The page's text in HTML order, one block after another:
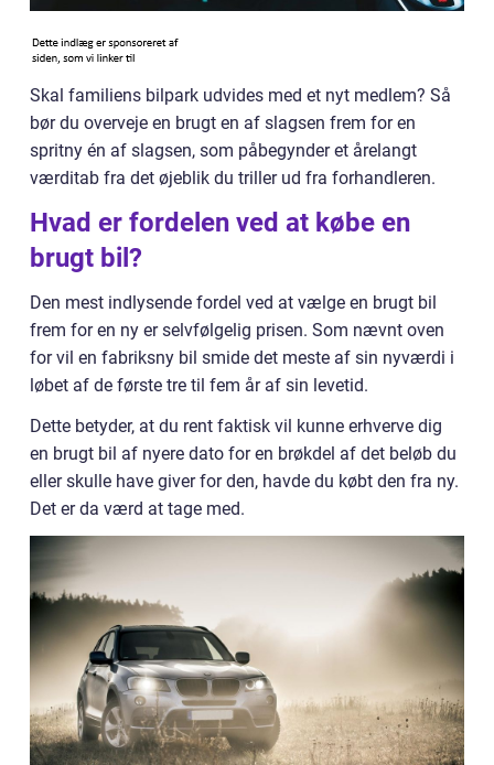
Skal familiens bilpark udvides med et nyt medlem? Så
bør du overveje en brugt en af slagsen frem for en
spritny én af slagsen, som påbegynder et årelangt
værditab fra det øjeblik du triller ud fra forhandleren.
Hvad er fordelen ved at købe en
brugt bil?
Den mest indlysende fordel ved at vælge en brugt bil
frem for en ny er selvfølgelig prisen. Som nævnt oven
for vil en fabriksny bil smide det meste af sin nyværdi i
løbet af de første tre til fem år af sin levetid.
Dette betyder, at du rent faktisk vil kunne erhverve dig
en brugt bil af nyere dato for en brøkdel af det beløb du
eller skulle have giver for den, havde du købt den fra ny.
Det er da værd at tage med.